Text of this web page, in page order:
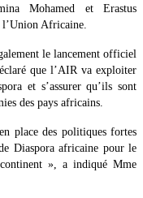
Mohamed et Erastus
l’Union Africaine.
le lancement officiel
que l’AIR va exploiter
et s’assurer qu’ils sont
des pays africains.
place des politiques fortes
Diaspora africaine pour le
», a indiqué Mme